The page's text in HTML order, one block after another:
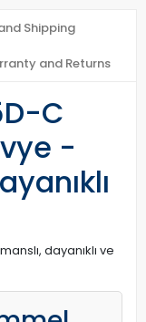
Shipping
and Returns
C
-
dayanıklı ve